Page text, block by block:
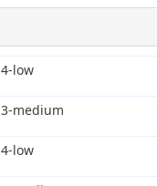
4-low
3-medium
4-low